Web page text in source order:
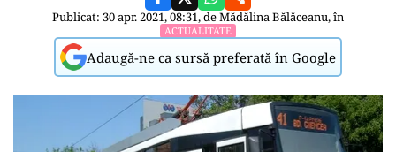
Publicat: 30 apr. 2021, 08:31, deMădălina Bălăceanu, în
ACTUALITATE
Adaugă-ne ca sursă preferată în Google